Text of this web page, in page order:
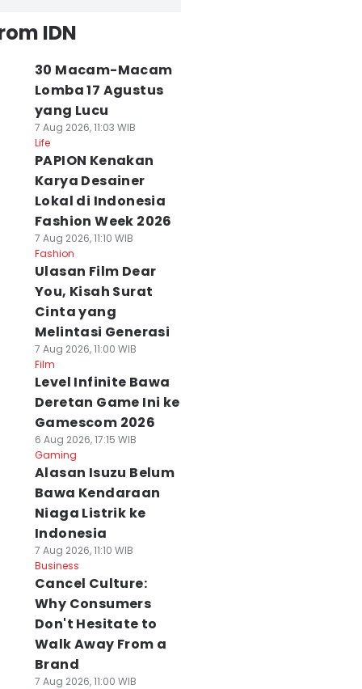
IDN
30 Macam-Macam
Lomba 17 Agustus
yang Lucu
7 Aug 2026, 11:03 WIB
Life
PAPION Kenakan
Karya Desainer
Lokal di Indonesia
Fashion Week 2026
7 Aug 2026, 11:10 WIB
Fashion
Ulasan Film Dear
You, Kisah Surat
Cinta yang
Melintasi Generasi
7 Aug 2026, 11:00 WIB
Film
Level Infinite Bawa
Deretan Game Ini ke
Gamescom 2026
6 Aug 2026, 17:15 WIB
Gaming
Alasan Isuzu Belum
Bawa Kendaraan
Niaga Listrik ke
Indonesia
7 Aug 2026, 11:10 WIB
Business
Cancel Culture:
Why Consumers
Don't Hesitate to
Walk Away From a
Brand
7 Aug 2026, 11:00 WIB